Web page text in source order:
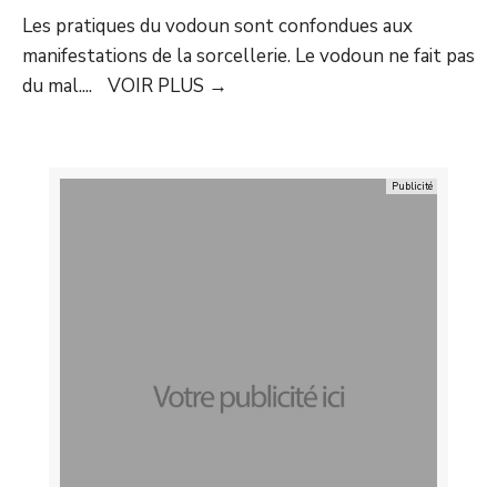
Les pratiques du vodoun sont confondues aux
manifestations de la sorcellerie. Le vodoun ne fait pas
du mal.... VOIR PLUS →